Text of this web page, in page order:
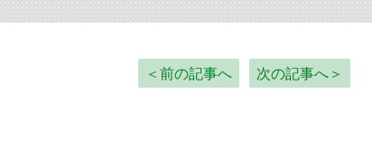
＜前の記事へ 次の記事へ＞